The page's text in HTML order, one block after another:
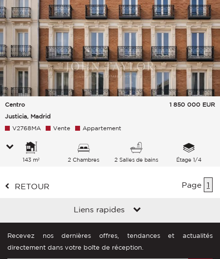
Centro
Justicia, Madrid
1 850 000 EUR
V2768MA Vente Appartement
143 m² 2 Chambres 2 Salles de bains Étage 1/4
RETOUR Page 1
Liens rapides
Recevez nos dernières offres, tendances et actualités
directement dans votre boîte de réception.